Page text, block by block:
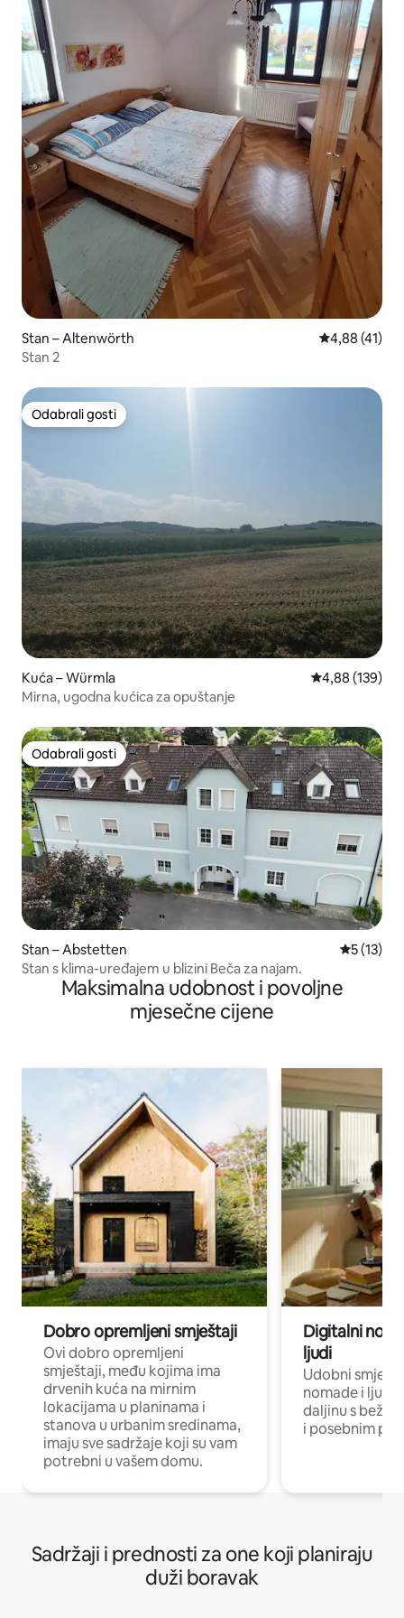
Stan – Altenwörth Prosječna
4,88 (41)
Stan 2
Odabrali gosti
Odabrali gosti
Kuća – Würmla Prosječna
4,88 (139)
Mirna, ugodna kućica za opuštanje
Odabrali gosti
Odabrali gosti
Stan – Abstetten Prosječna
5 (13)
Stan s klima-uređajem u blizini Beča za najam.
Maksimalna udobnost i povoljne
mjesečne cijene
Dobro opremljeni smještaji
Ovi dobro opremljeni
smještaji, među kojima ima
drvenih kuća na mirnim
lokacijama u planinama i
stanova u urbanim sredinama,
imaju sve sadržaje koji su vam
potrebni u vašem domu.
Digitalni
ljudi
Udobni
nomade i ljude
daljinu s
i posebnim
Sadržaji i prednosti za one koji planiraju
duži boravak